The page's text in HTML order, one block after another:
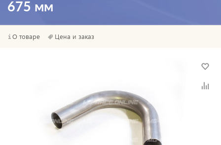
675 мм
О товаре Цена и заказ